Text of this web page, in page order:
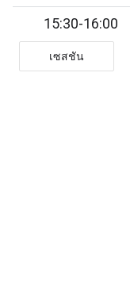
15:30-16:00
เซสชัน